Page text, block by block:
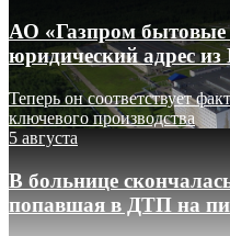
АО «Газпром бытовые
юридический адрес
Теперь он соответствует
ключевого производства
5 августа
В больнице
попавшая в ДТП на